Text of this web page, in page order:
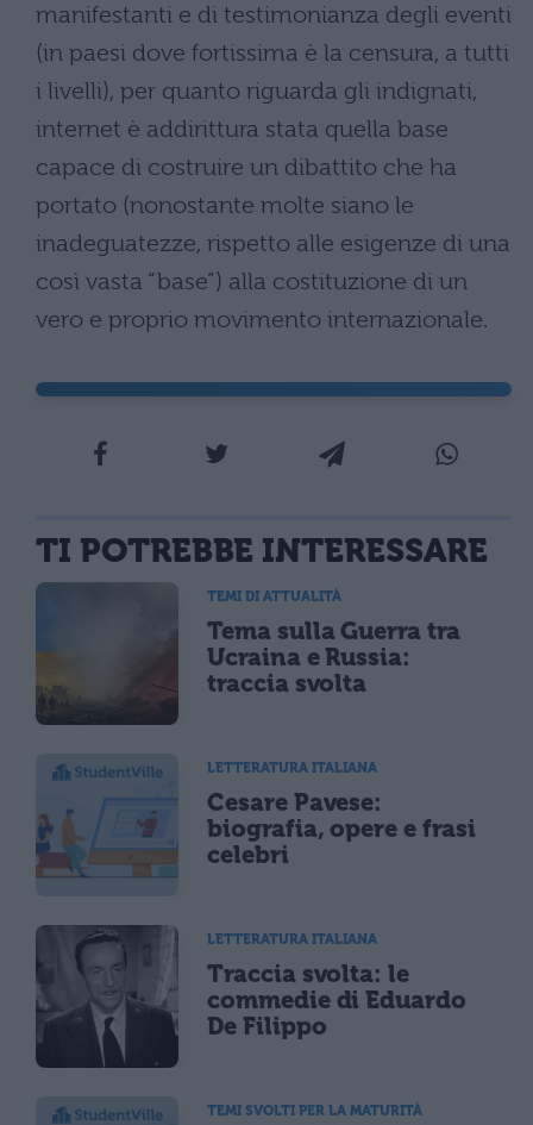
manifestanti e di testimonianza degli eventi
(in paesi dove fortissima è la censura, a tutti
i livelli), per quanto riguarda gli indignati,
internet è addirittura stata quella base
capace di costruire un dibattito che ha
portato (nonostante molte siano le
inadeguatezze, rispetto alle esigenze di una
così vasta “base”) alla costituzione di un
vero e proprio movimento internazionale.
TI POTREBBE INTERESSARE
TEMI DI ATTUALITÀ
Tema sulla Guerra tra
Ucraina e Russia:
traccia svolta
LETTERATURA ITALIANA
Cesare Pavese:
biografia, opere e frasi
celebri
LETTERATURA ITALIANA
Traccia svolta: le
commedie di Eduardo
De Filippo
TEMI SVOLTI PER LA MATURITÀ